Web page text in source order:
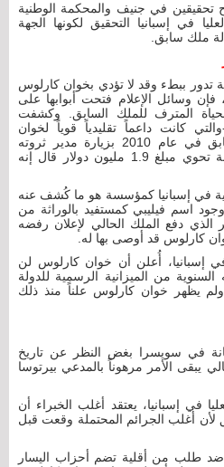
تحقيقين في جنيف والمحكمة الوطنية
في إسبانيا التحقيق لكونها الجهة
ملك سابق.
تدور ببطء وقد لا تؤدي بخوان كارلوس
وسائل الإعلام فتحت أبوابها على
المترف للملك السابق. وكشفت
كانت داعماً تقليدياً قوياً لخوان
كارلوس- عن قيام الملك السابق في عام 2010 بزيارة مدير ثروته
بمنزله في سويسرا حاملا حقيبة تحوي مبلغ 1.9 مليون دولار قال إنه
في إسبانيا كمؤسسة هو ما كُشف عنه
اسم فيليبي كمستفيد بالوراثة من
الذي دفع الملك الحالي لإعلان رفضه
كارلوس قد أوصى بها له.
إسبانيا، أُعلن أن خوان كارلوس لن
من الميزانية الرسمية للدولة
ألف يورو. ولم يظهر خوان كارلوس علناً منذ ذلك
في سويسرا بغض النظر عن تاريخ
يبقى الأمر مرهوناً بالمدعي بيرتوسا
في إسبانيا، يعتقد أغلب الخبراء أن
لأن أغلب الجرائم المحتملة وقعت قبل
طلب من أقلية تضم أحزاب اليسار